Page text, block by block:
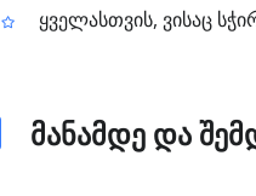
ყველასთვის, ვისაც
მანამდე და